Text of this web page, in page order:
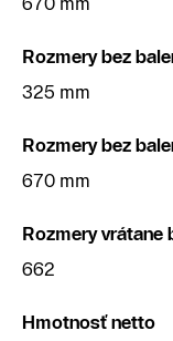
Rozmery bez
325 mm
Rozmery bez
670 mm
Rozmery vrátane
662
Hmotnosť netto